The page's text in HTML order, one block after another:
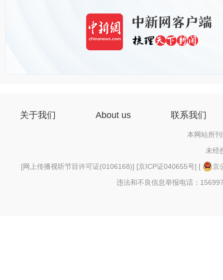
关于我们 About us 联系我们
本网站所
未经
[网上传播视听节目许可证(0106168)] [京ICP证040655号] [
京
违法和不良信息举报电话：